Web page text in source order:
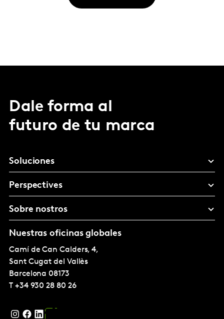
Dale forma al
futuro de tu marca
Soluciones
Perspectives
Sobre nostros
Nuestras oficinas globales
Camí de Can Calders, 4,
Sant Cugat del Vallès
Barcelona 08173
T +34 930 28 80 26